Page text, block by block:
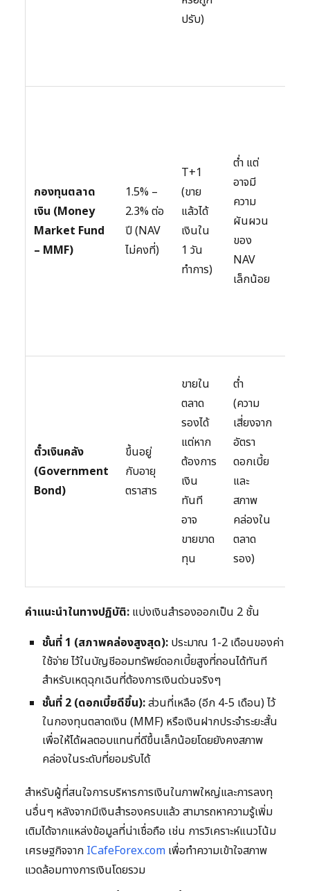
ปรับ)
กองทุนตลาด
เงิน (Money
Market Fund
– MMF)
1.5% –
2.3% ต่อ
ปี (NAV
ไม่คงที่)
T+1
(ขาย
แล้วได้
เงินใน
1 วัน
ทำการ)
ต่ำ แต่
อาจมี
ความ
ผันผวน
ของ
NAV
เล็กน้อย
ตั๋วเงินคลัง
(Government
Bond)
ขึ้นอยู่
กับอายุ
ตราสาร
ขายใน
ตลาด
รองได้
แต่หาก
ต้องการ
เงิน
ทันที
อาจ
ขายขาด
ทุน
ต่ำ
(ความ
เสี่ยงจาก
อัตรา
ดอกเบี้ย
และ
สภาพ
คล่องใน
ตลาด
รอง)
คำแนะนำในทางปฏิบัติ: แบ่งเงินสำรองออกเป็น 2 ชั้น
ชั้นที่ 1 (สภาพคล่องสูงสุด): ประมาณ 1-2 เดือนของค่า
ใช้จ่าย ไว้ในบัญชีออมทรัพย์ดอกเบี้ยสูงที่ถอนได้ทันที
สำหรับเหตุฉุกเฉินที่ต้องการเงินด่วนจริงๆ
ชั้นที่ 2 (ดอกเบี้ยดีขึ้น):ส่วนที่เหลือ (อีก 4-5 เดือน) ไว้
ในกองทุนตลาดเงิน (MMF) หรือเงินฝากประจำระยะสั้น
เพื่อให้ได้ผลตอบแทนที่ดีขึ้นเล็กน้อยโดยยังคงสภาพ
คล่องในระดับที่ยอมรับได้
สำหรับผู้ที่สนใจการบริหารการเงินในภาพใหญ่และการลงทุ
นอื่นๆ หลังจากมีเงินสำรองครบแล้ว สามารถหาความรู้เพิ่ม
เติมได้จากแหล่งข้อมูลที่น่าเชื่อถือ เช่น การวิเคราะห์แนวโน้ม
เศรษฐกิจจาก ICafeForex.com เพื่อทำความเข้าใจสภาพ
แวดล้อมทางการเงินโดยรวม